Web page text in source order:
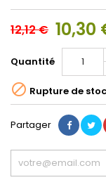
12,12 € 10,30
Quantité
 Rupture de
Partager